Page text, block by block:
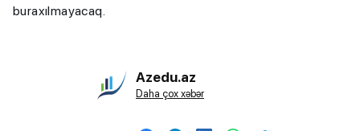
buraxılmayacaq.
Azedu.az
Daha çox xəbər